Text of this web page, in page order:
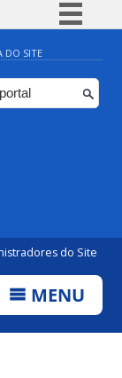
BR
DO SITE
do Site
MENU